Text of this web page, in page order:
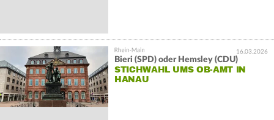
16.03.2026
Bieri (SPD) oder Hemsley (CDU)
STICHWAHL UMS OB-AMT IN
HANAU